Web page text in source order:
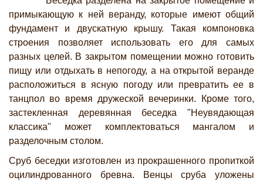
примыкающую к ней веранду, которые имеют общий
фундамент и двускатную крышу. Такая компоновка
строения позволяет использовать его для самых
разных целей. В закрытом помещении можно готовить
пищу или отдыхать в непогоду, а на открытой веранде
расположиться в ясную погоду или превратить ее в
танцпол во время дружеской вечеринки. Кроме того,
застекленная деревянная беседка "Неувядающая
классика" может комплектоваться мангалом и
разделочным столом.
Сруб беседки изготовлен из прокрашенного пропиткой
оцилиндрованного бревна. Венцы сруба уложены